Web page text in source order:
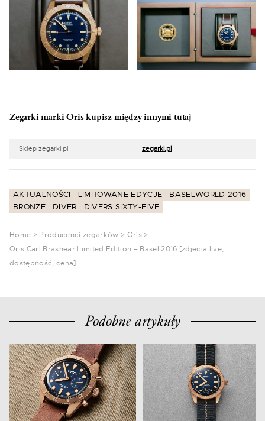
Zegarki marki Oris kupisz między innymi tutaj
Sklep zegarki.pl zegarki.pl
AKTUALNOŚCI LIMITOWANE EDYCJE
BASELWORLD 2016
BRONZE
DIVER DIVERS SIXTY-FIVE
Home > Producenci zegarków > Oris>
Oris Carl Brashear Limited Edition – Basel 2016 [zdjęcia live,
dostępność, cena]
Podobne artykuły